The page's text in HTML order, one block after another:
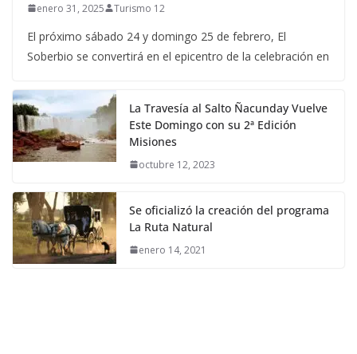
enero 31, 2025 Turismo 12
El próximo sábado 24 y domingo 25 de febrero, El
Soberbio se convertirá en el epicentro de la celebración en
La Travesía al Salto Ñacunday Vuelve
Este Domingo con su 2ª Edición
Misiones
octubre 12, 2023
Se oficializó la creación del programa
La Ruta Natural
enero 14, 2021